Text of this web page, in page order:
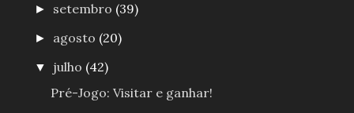
► setembro (39)
► agosto (20)
▼ julho (42)
Pré-Jogo: Visitar e ganhar!